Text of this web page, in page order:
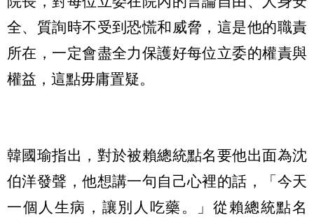
全、質詢時不受到恐慌和威脅，這是他的職責
所在，一定會盡全力保護好每位立委的權責與
權益，這點毋庸置疑。
韓國瑜指出，對於被賴總統點名要他出面為沈
伯洋發聲，他想講一句自己心裡的話，「今天
一個人生病，讓別人吃藥。」從賴總統點名